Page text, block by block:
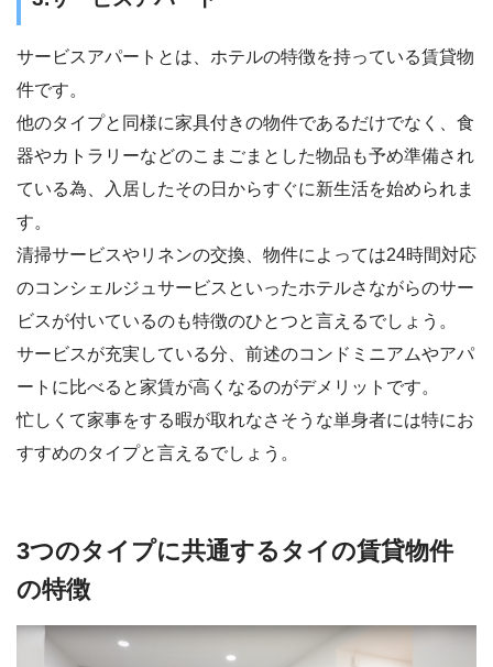
サービスアパートとは、ホテルの特徴を持っている賃貸物
件です。
他のタイプと同様に家具付きの物件であるだけでなく、食
器やカトラリーなどのこまごまとした物品も予め準備され
ている為、入居したその日からすぐに新生活を始められま
す。
清掃サービスやリネンの交換、物件によっては24時間対応
のコンシェルジュサービスといったホテルさながらのサー
ビスが付いているのも特徴のひとつと言えるでしょう。
サービスが充実している分、前述のコンドミニアムやアパ
ートに比べると家賃が高くなるのがデメリットです。
忙しくて家事をする暇が取れなさそうな単身者には特にお
すすめのタイプと言えるでしょう。
3つのタイプに共通するタイの賃貸物件
の特徴